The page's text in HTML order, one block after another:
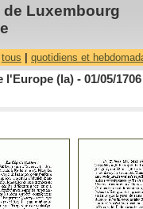
Luxembourg
tous quotidiens et
(la) - 01/05/1706